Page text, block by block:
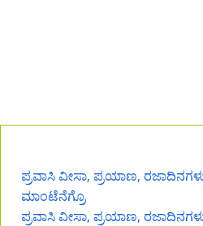
ಪ್ರವಾಸಿ ವೀಸಾ, ಪ್ರಯಾಣ,
ಮಾಂಟೆನೆಗ್ರೊ
ಪ್ರವಾಸಿ ವೀಸಾ, ಪ್ರಯಾಣ,